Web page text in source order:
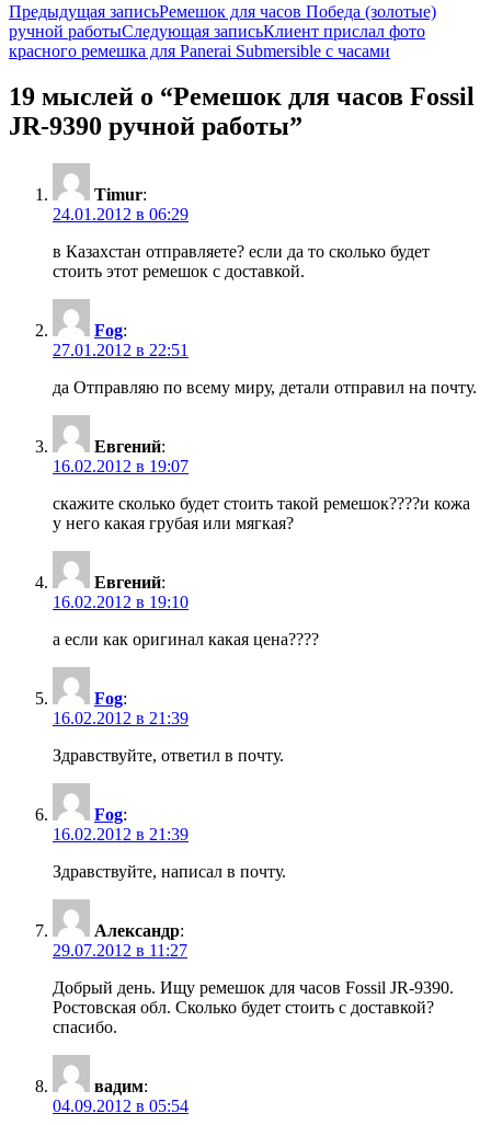
Предыдущая записьРемешок для часов Победа (золотые)
ручной работыСледующая записьКлиент прислал фото
красного ремешка для Panerai Submersible с часами
19 мыслей о “Ремешок для часов Fossil
JR-9390 ручной работы”
Timur:
24.01.2012 в 06:29
в Казахстан отправляете? если да то сколько будет
стоить этот ремешок с доставкой.
Fog:
27.01.2012 в 22:51
да Отправляю по всему миру, детали отправил на почту.
Евгений:
16.02.2012 в 19:07
скажите сколько будет стоить такой ремешок????и кожа
у него какая грубая или мягкая?
Евгений:
16.02.2012 в 19:10
а если как оригинал какая цена????
Fog:
16.02.2012 в 21:39
Здравствуйте, ответил в почту.
Fog:
16.02.2012 в 21:39
Здравствуйте, написал в почту.
Александр:
29.07.2012 в 11:27
Добрый день. Ищу ремешок для часов Fossil JR-9390.
Ростовская обл. Сколько будет стоить с доставкой?
спасибо.
вадим:
04.09.2012 в 05:54